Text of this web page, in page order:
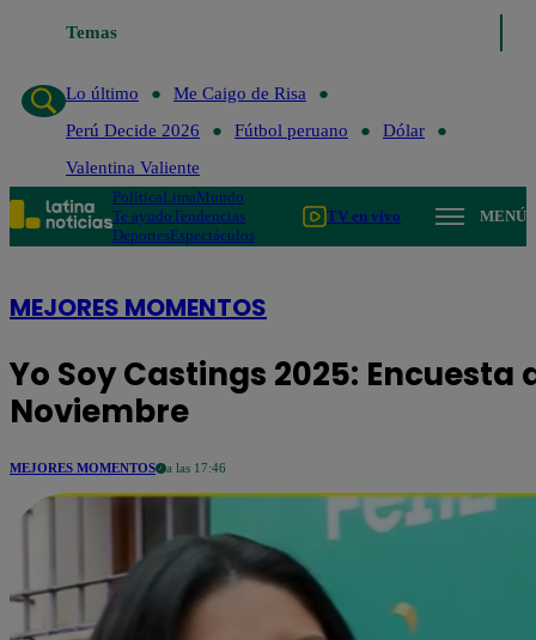
Temas
Lo último
Me Caigo de Risa
Perú Decide 2026
Fútbol peruano
Dólar
Valentina Valiente
PolíticaLimaMundo
Te ayudoTendencias
DeportesEspectáculos
TV en vivo MENÚ
MEJORES MOMENTOS
Yo Soy Castings 2025: Encuesta
Noviembre
MEJORES MOMENTOS a las 17:46